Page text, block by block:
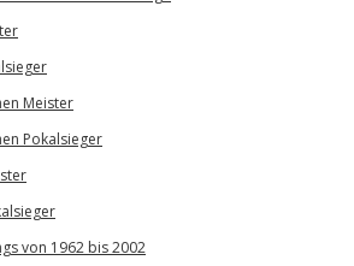
Meister
Pokalsieger
von 1962 bis 2002